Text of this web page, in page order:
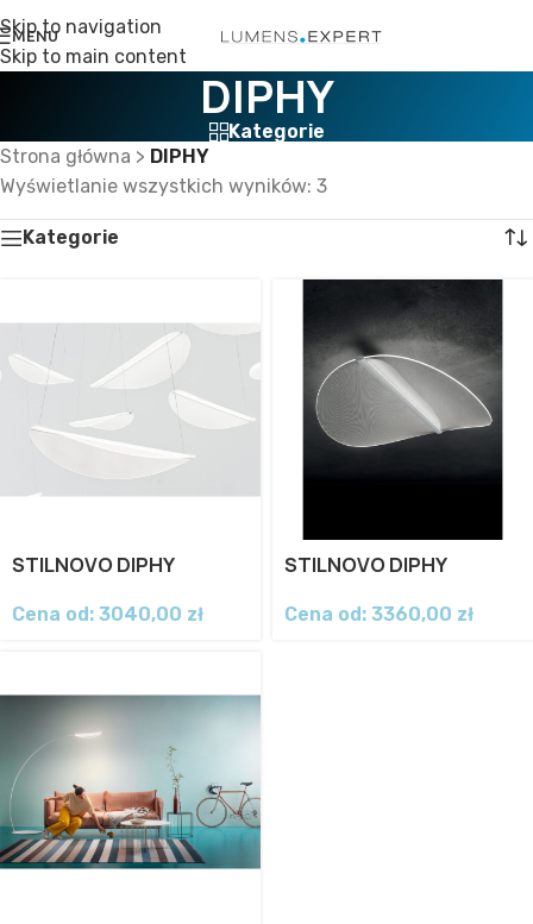
Skip to navigation
Skip to main content
MENU
DIPHY
Kategorie
Strona główna > DIPHY
Wyświetlanie wszystkich wyników: 3
Kategorie
STILNOVO DIPHY
Cena od: 3040,00 zł
STILNOVO DIPHY
Cena od: 3360,00 zł